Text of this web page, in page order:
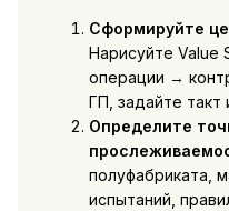
Сформируйте
Нарисуйте Value
операции →
ГП, задайте такт
Определите
полуфабриката,
испытаний,